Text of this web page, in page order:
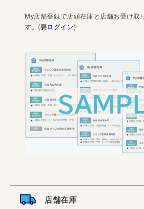
My店舗登録で店頭在庫と店舗お受け取
す。(要ログイン)
店舗在庫